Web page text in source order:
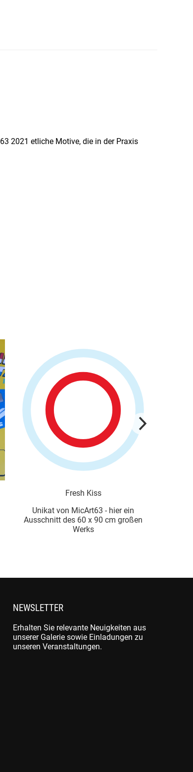
2021 etliche Motive, die in der Praxis
Fresh Kiss
Unikat von MicArt63 - hier ein
Ausschnitt des 60 x 90 cm großen
Werks
NEWSLETTER
Erhalten Sie relevante Neuigkeiten aus
unserer Galerie sowie Einladungen zu
unseren Veranstaltungen.